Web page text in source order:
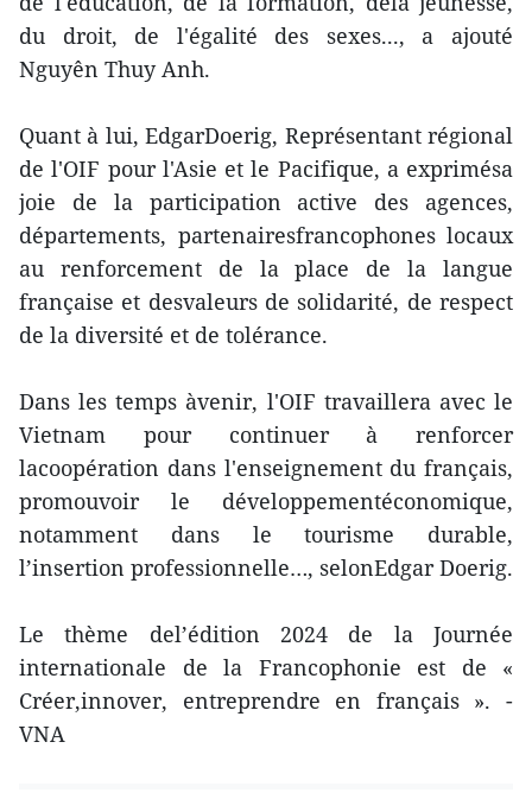
du droit, de l'égalité des sexes..., a ajouté
Nguyên Thuy Anh.
Quant à lui, EdgarDoerig, Représentant régional
de l'OIF pour l'Asie et le Pacifique, a exprimésa
joie de la participation active des agences,
départements, partenairesfrancophones locaux
au renforcement de la place de la langue
française et desvaleurs de solidarité, de respect
de la diversité et de tolérance.
Dans les temps àvenir, l'OIF travaillera avec le
Vietnam pour continuer à renforcer
lacoopération dans l'enseignement du français,
promouvoir le développementéconomique,
notamment dans le tourisme durable,
l’insertion professionnelle…, selonEdgar Doerig.
Le thème del’édition 2024 de la Journée
internationale de la Francophonie est de «
Créer,innover, entreprendre en français ». -
VNA